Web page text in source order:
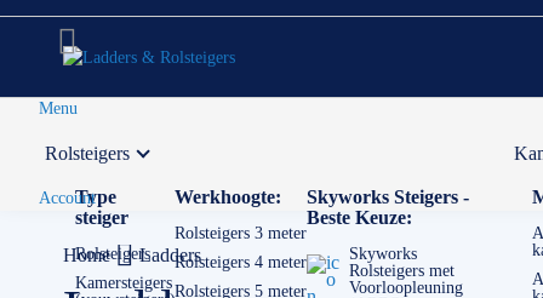
Menu
Rolsteigers
Type
steiger
Rolsteigers
Kamersteigers
Werkhoogte:
Rolsteigers 3 meter
Rolsteigers 4 meter
Rolsteigers 5 meter
Skyworks Steigers -
Beste Keuze:
Skyworks
Rolsteigers met
Voorloopleuning
Account
Home Ladders